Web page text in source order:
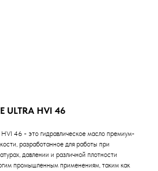
ULTRA HVI 46
46 - это гидравлическое масло премиум-
разработанное для работы при
давлении и различной плотности
промышленным применениям, таким как